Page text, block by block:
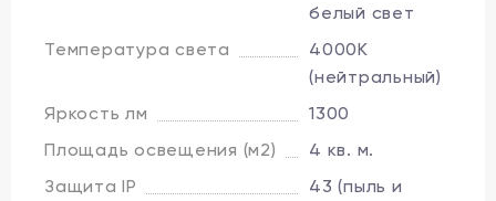
белый свет
Температура света
4000K
(нейтральный)
Яркость лм
1300
Площадь освещения (м2)
4 кв. м.
Защита IP
43 (пыль и